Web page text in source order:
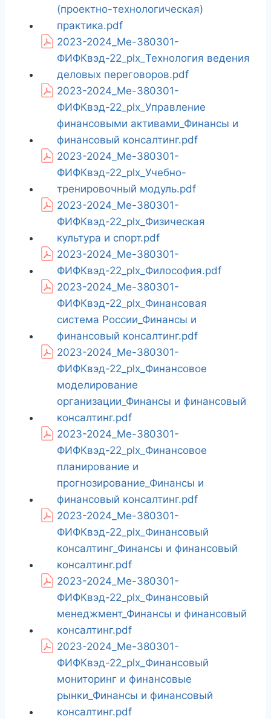
(проектно-технологическая)
практика.pdf
2023-2024_Ме-380301-
ФИФКвэд-22_plx_Технология ведения
деловых переговоров.pdf
2023-2024_Ме-380301-
ФИФКвэд-22_plx_Управление
финансовыми активами_Финансы и
финансовый консалтинг.pdf
2023-2024_Ме-380301-
ФИФКвэд-22_plx_Учебно-
тренировочный модуль.pdf
2023-2024_Ме-380301-
ФИФКвэд-22_plx_Физическая
культура и спорт.pdf
2023-2024_Ме-380301-
ФИФКвэд-22_plx_Философия.pdf
2023-2024_Ме-380301-
ФИФКвэд-22_plx_Финансовая
система России_Финансы и
финансовый консалтинг.pdf
2023-2024_Ме-380301-
ФИФКвэд-22_plx_Финансовое
моделирование
организации_Финансы и финансовый
консалтинг.pdf
2023-2024_Ме-380301-
ФИФКвэд-22_plx_Финансовое
планирование и
прогнозирование_Финансы и
финансовый консалтинг.pdf
2023-2024_Ме-380301-
ФИФКвэд-22_plx_Финансовый
консалтинг_Финансы и финансовый
консалтинг.pdf
2023-2024_Ме-380301-
ФИФКвэд-22_plx_Финансовый
менеджмент_Финансы и финансовый
консалтинг.pdf
2023-2024_Ме-380301-
ФИФКвэд-22_plx_Финансовый
мониторинг и финансовые
рынки_Финансы и финансовый
консалтинг.pdf